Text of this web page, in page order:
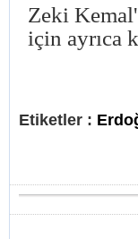
Zeki
için ayrıca
Etiketler :